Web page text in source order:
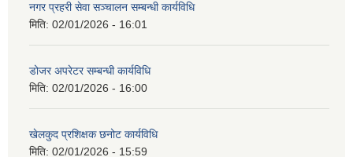
नगर प्रहरी सेवा सञ्चालन सम्बन्धी कार्यविधि
मिति: 02/01/2026 - 16:01
डोजर अपरेटर सम्बन्धी कार्यविधि
मिति: 02/01/2026 - 16:00
खेलकुद प्रशिक्षक छनोट कार्यविधि
मिति: 02/01/2026 - 15:59